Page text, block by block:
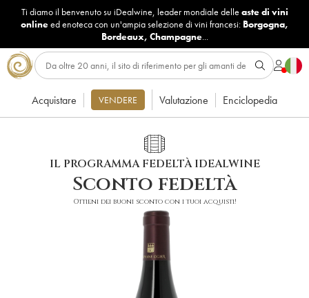
Ti diamo il benvenuto su iDealwine, leader mondiale delle aste di vini
onlineed enoteca con un'ampia selezione di vini francesi: Borgogna,
Bordeaux, Champagne...
Acquistare VENDERE Valutazione Enciclopedia
IL PROGRAMMA FEDELTÀ IDEALWINE
Sconto fedeltà
Ottieni dei buoni sconto con i tuoi acquisti!